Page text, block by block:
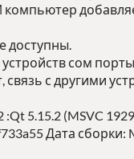
сом порты
связь с другими
:Qt 5.15.2 (MSVC
Дата сборки: